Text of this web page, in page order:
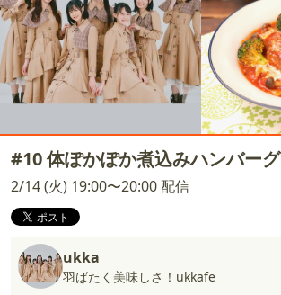
#10 体ぽかぽか煮込みハンバーグ
2/14 (火) 19:00〜20:00 配信
ukka
羽ばたく美味しさ！ukkafe